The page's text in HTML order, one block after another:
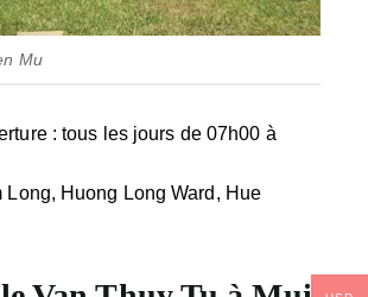
Mu
: tous les jours de 07h00 à
Huong Long Ward, Hue